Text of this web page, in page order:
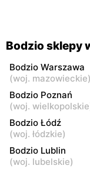
Bodzio
Kozienice, ul.
34
Bodzio
Ostrów
Targowa 4
Bodzio
Radom, ul.
Kelles-Krauza 2a
Bodzio sklepy
Bodzio Warszawa
(woj. mazowieckie)
Bodzio Poznań
(woj. wielkopolskie
Bodzio Łódź
(woj. łódzkie)
Bodzio Lublin
(woj. lubelskie)